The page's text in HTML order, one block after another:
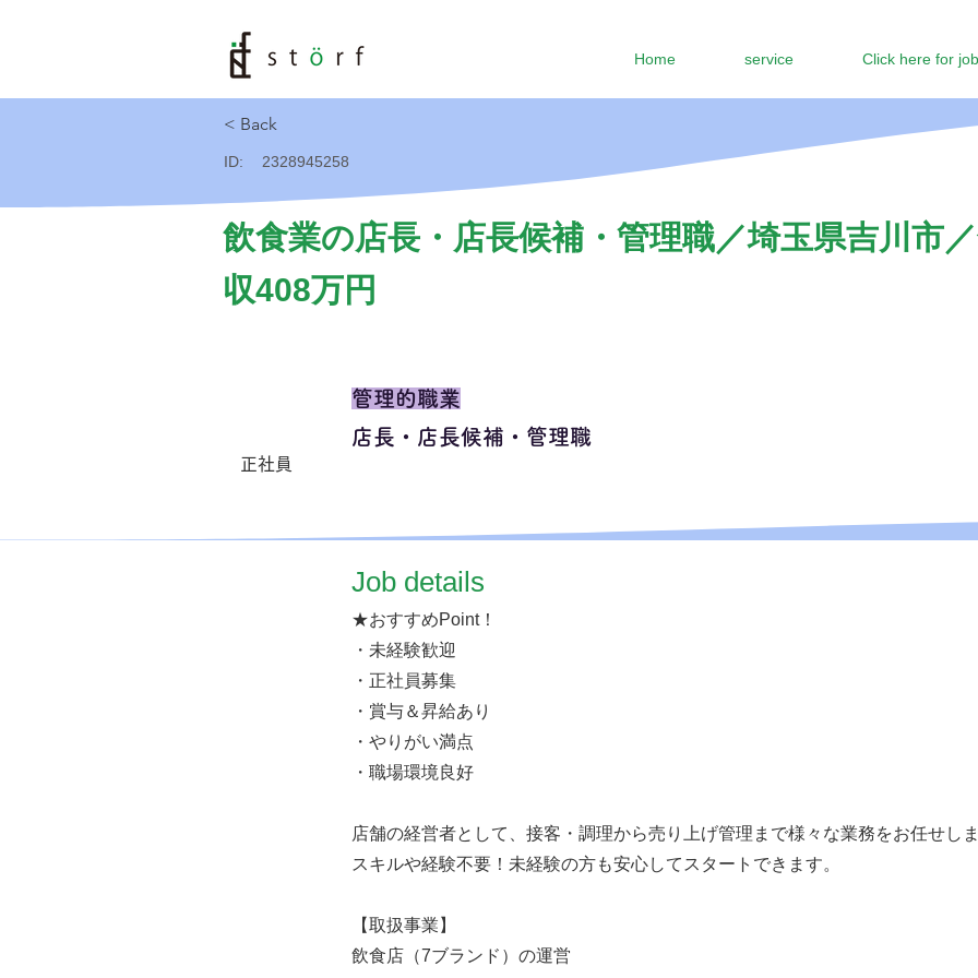
Home service Click here for
< Back
ID: 2328945258
飲食業の店長・店長候補・管理職／埼玉県吉川市
収408万円
正社員
管理的職業
店長・店長候補・管理職
​Job details
★おすすめPoint！
・未経験歓迎
・正社員募集
・賞与＆昇給あり
・やりがい満点
・職場環境良好
店舗の経営者として、接客・調理から売り上げ管理まで様々な業務をお任せし
スキルや経験不要！未経験の方も安心してスタートできます。
【取扱事業】
飲食店（7ブランド）の運営